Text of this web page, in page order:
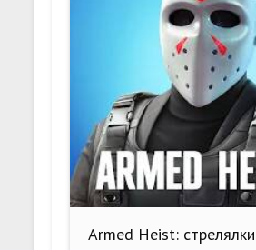
Armed Heist: